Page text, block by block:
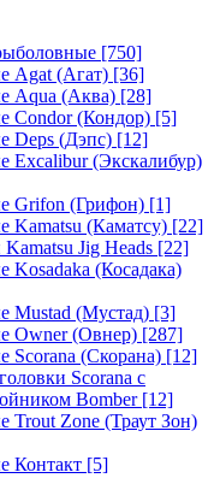
[750]
Agat (Агат) [36]
Aqua (Аква) [28]
Condor (Кондор) [5]
Deps (Дэпс) [12]
Excalibur (Экскалибур)
Grifon (Грифон) [1]
Kamatsu (Каматсу) [22]
Jig Heads [22]
(Косадака)
Mustad (Мустад) [3]
Owner (Овнер) [287]
(Скорана) [12]
Scorana с
Bomber[12]
Zone (Траут Зон)
Контакт [5]